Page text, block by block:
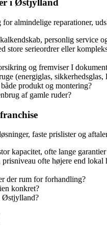
i Østjylland
almindelige reparationer,
personlig service
store serieordrer eller
og fremviser I
(energiglas, sikkerhedsglas,
produkt og montering?
af gamle ruder?
faste prislister og
kapacitet, ofte lange
ofte højere end lokal
der rum for forhandling?
konkret?
Østjylland?